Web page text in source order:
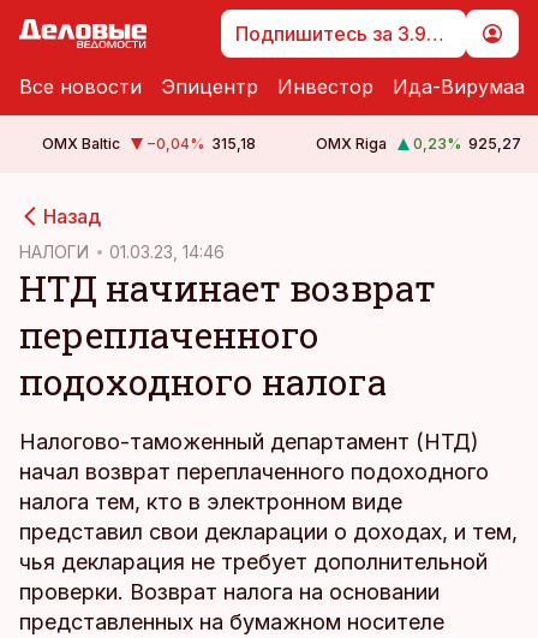
Подпишитесь за 3.99 €
Все новости Эпицентр Инвестор Ида-Вирумаа
OMX Baltic −0,04% 315,18 OMX Riga 0,23% 925,27
Назад
НАЛОГИ 01.03.23, 14:46
НТД начинает возврат
переплаченного
подоходного налога
Налогово-таможенный департамент (НТД)
начал возврат переплаченного подоходного
налога тем, кто в электронном виде
представил свои декларации о доходах, и тем,
чья декларация не требует дополнительной
проверки. Возврат налога на основании
представленных на бумажном носителе